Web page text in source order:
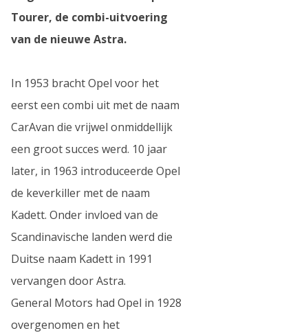
Tourer, de combi-uitvoering
van de nieuwe Astra.
In 1953 bracht Opel voor het
eerst een combi uit met de naam
CarAvan die vrijwel onmiddellijk
een groot succes werd. 10 jaar
later, in 1963 introduceerde Opel
de keverkiller met de naam
Kadett. Onder invloed van de
Scandinavische landen werd die
Duitse naam Kadett in 1991
vervangen door Astra.
General Motors had Opel in 1928
overgenomen en het